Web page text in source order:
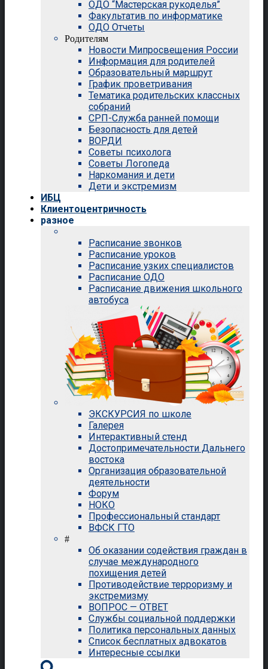
ОДО “Мастерская рукоделья”
Факультатив по информатике
ОДО Отчеты
Родителям
Новости Мипросвещения России
Информация для родителей
Образовательный маршрут
График проветривания
Тематика родительских классных
собраний
СРП-Служба ранней помощи
Безопасность для детей
ВОРДИ
Советы психолога
Советы Логопеда
Наркомания и дети
Дети и экстремизм
ИБЦ
Клиентоцентричность
разное
Расписание звонков
Расписание уроков
Расписание узких специалистов
Расписание ОДО
Расписание движения школьного
автобуса
ЭКСКУРСИЯ по школе
Галерея
Интерактивный стенд
Достопримечательности Дальнего
востока
Организация образовательной
деятельности
Форум
НОКО
Профессиональный стандарт
ВФСК ГТО
#
Об оказании содействия граждан в
случае международного
похищения детей
Противодействие терроризму и
экстремизму
ВОПРОС — ОТВЕТ
Службы социальной поддержки
Политика персональных данных
Список бесплатных адвокатов
Интересные ссылки